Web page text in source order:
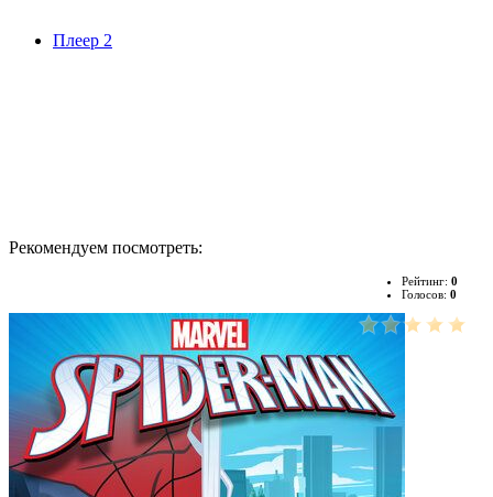
Плеер 2
Рекомендуем посмотреть:
Рейтинг: 0
Голосов: 0